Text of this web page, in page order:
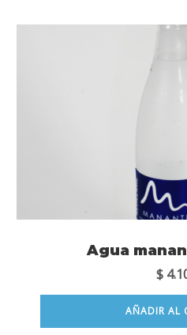
Agua
$
AÑADIR AL